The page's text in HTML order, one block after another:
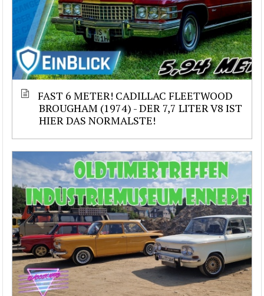
FAST 6 METER! CADILLAC FLEETWOOD
BROUGHAM (1974) - DER 7,7 LITER V8 IST
HIER DAS NORMALSTE!